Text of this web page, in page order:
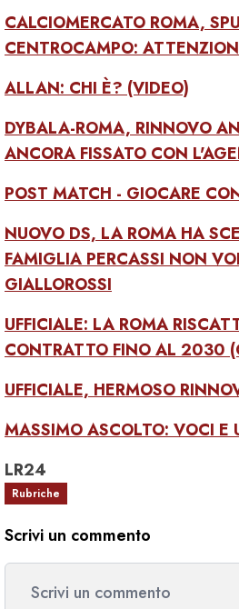
CALCIOMERCATO ROMA,
CENTROCAMPO:
ALLAN: CHI È? (VIDEO)
DYBALA-ROMA, RINNOVO
ANCORA FISSATO CON
POST MATCH - GIOCARE
NUOVO DS, LA ROMA HA
FAMIGLIA PERCASSI NON
GIALLOROSSI
UFFICIALE: LA ROMA
CONTRATTO FINO AL 2030
UFFICIALE, HERMOSO
MASSIMO ASCOLTO: VOCI E
LR24
Rubriche
Scrivi un commento